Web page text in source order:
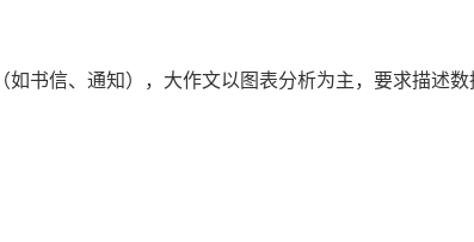
书信、通知），大作文以图表分析为主，要求描述数